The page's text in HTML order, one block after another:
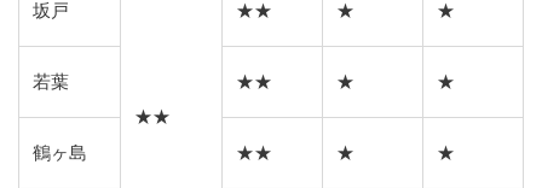
坂戸
★★
★★ ★ ★
若葉 ★★ ★ ★
鶴ヶ島 ★★ ★ ★